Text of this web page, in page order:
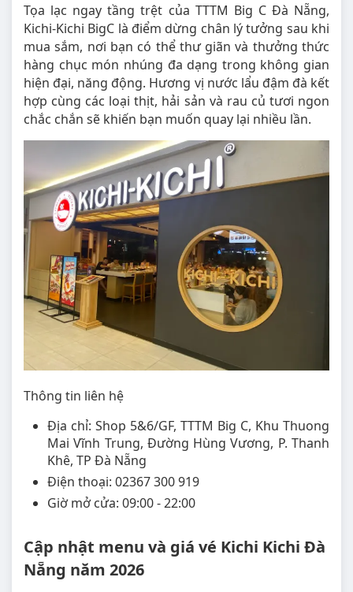
Tọa lạc ngay tầng trệt của TTTM Big C Đà Nẵng,
Kichi-Kichi BigC là điểm dừng chân lý tưởng sau khi
mua sắm, nơi bạn có thể thư giãn và thưởng thức
hàng chục món nhúng đa dạng trong không gian
hiện đại, năng động. Hương vị nước lẩu đậm đà kết
hợp cùng các loại thịt, hải sản và rau củ tươi ngon
chắc chắn sẽ khiến bạn muốn quay lại nhiều lần.
Thông tin liên hệ
Địa chỉ: Shop 5&6/GF, TTTM Big C, Khu Thuong
Mai Vĩnh Trung, Đường Hùng Vương, P. Thanh
Khê, TP Đà Nẵng
Điện thoại: 02367 300 919
Giờ mở cửa: 09:00 - 22:00
Cập nhật menu và giá vé Kichi Kichi Đà
Nẵng năm 2026